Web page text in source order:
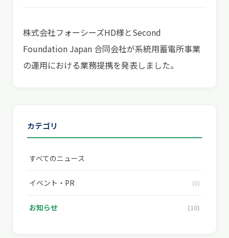
株式会社フォーシーズHD様とSecond
Foundation Japan 合同会社が系統用蓄電所事業
の運用における業務提携を発表しました。
カテゴリ
すべてのニュース
イベント・PR (0)
お知らせ (10)